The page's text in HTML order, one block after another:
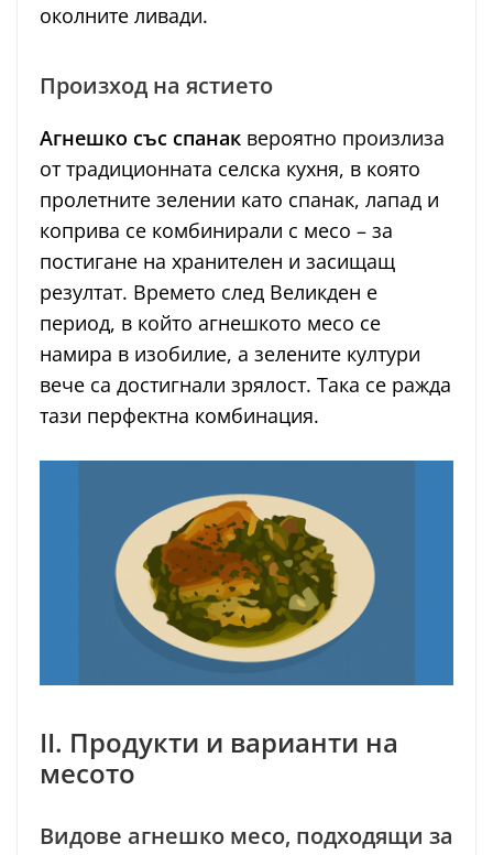
околните ливади.
Произход на ястието
Агнешко със спанак вероятно произлиза
от традиционната селска кухня, в която
пролетните зелении като спанак, лапад и
коприва се комбинирали с месо – за
постигане на хранителен и засищащ
резултат. Времето след Великден е
период, в който агнешкото месо се
намира в изобилие, а зелените култури
вече са достигнали зрялост. Така се ражда
тази перфектна комбинация.
II. Продукти и варианти на
месото
Видове агнешко месо, подходящи за